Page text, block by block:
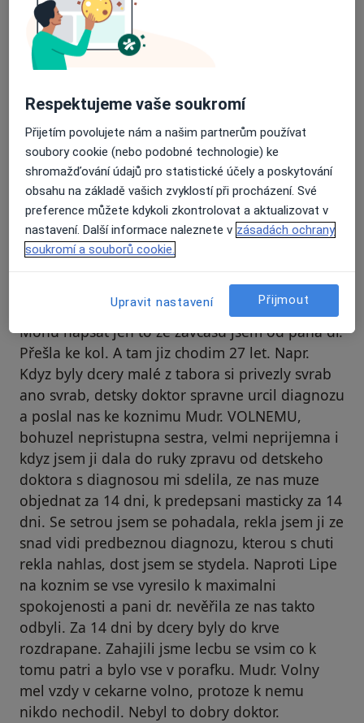
Recenze pacientů jsou pro nás důležité.
Specialisté nemají možnost zaplatit za
Další informace.Další informace o názorech
Hledejte v názorech
Váš účet byl odstraněn
Mohu napsat jen to ze zavcasu jsem od pana dr.
Přešla ke kol. A tam jiz chodim 27 let. Napr.
Kdyz byly dcery malé z tabora si privezly svrab
ano svrab, detsky doktor spravne urcil diagnozu
a poslal nas ke koznimu Mudr. VOLNEMU,
bohuzel nepristupna sestra, velmi neprijemna i
kdyz jsem ji dala do ruky zpravu od detskeho
doktora s diagnosou mi sdelila, ze nas muze
objednat za 14 dni, k predepsani masticky za 14
dni. Se setrou jsem se pohadala, rekla jsem ji ze
snad vidi predbeznou diagnozu, kterou s chuti
rekla nahlas, dost jsem se stydela. Naproti Lipe
na koznim se vse vyresilo k maximalni
spokojenosti a pani dr. nevěřila ze nas takto
odbyli. Za 14 dni by dcery byly do krve
rozdrapane. Zahajili jsme lecbu se vsim co k
tomu patri a bylo vse v porafku. Mudr. Volny
mel vzdy v cekarne volno, protoze k nemu
nikdo nechodil. Nebyl to dobry doktor.
Respektujeme vaše soukromí
Přijetím povolujete nám a našim partnerům používat
soubory cookie (nebo podobné technologie) ke
shromažďování údajů pro statistické účely a poskytování
obsahu na základě vašich zvyklostí při procházení. Své
preference můžete kdykoli zkontrolovat a aktualizovat v
nastavení. Další informace naleznete v zásadách ochrany
soukromí a souborů cookie.
Upravit nastavení Přijmout